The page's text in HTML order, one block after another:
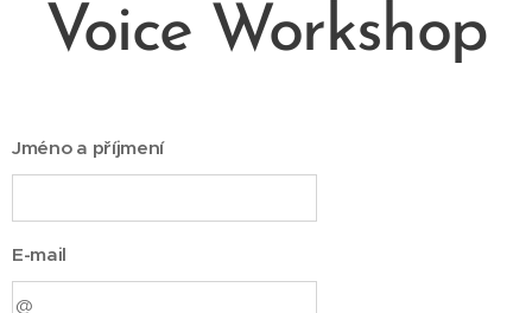
Voice Workshop
Jméno a příjmení
E-mail